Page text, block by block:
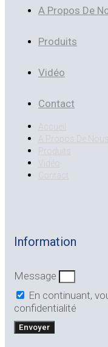
A Propos De
Produits
Vidéo
Contact
Accueil
A Propos De Nous
Produits
Vidéo
Contact
Information
Message
En continuant,
confidentialité
Envoyer